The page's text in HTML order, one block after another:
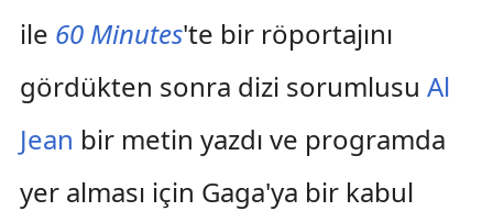
ile 60 Minutes'te bir röportajını
gördükten sonra dizi sorumlusu Al
Jean bir metin yazdı ve programda
yer alması için Gaga'ya bir kabul